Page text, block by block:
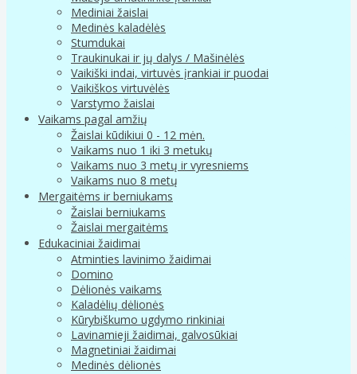
Mediniai žaislai
Medinės kaladėlės
Stumdukai
Traukinukai ir jų dalys / Mašinėlės
Vaikiški indai, virtuvės įrankiai ir puodai
Vaikiškos virtuvėlės
Varstymo žaislai
Vaikams pagal amžių
Žaislai kūdikiui 0 - 12 mėn.
Vaikams nuo 1 iki 3 metukų
Vaikams nuo 3 metų ir vyresniems
Vaikams nuo 8 metų
Mergaitėms ir berniukams
Žaislai berniukams
Žaislai mergaitėms
Edukaciniai žaidimai
Atminties lavinimo žaidimai
Domino
Dėlionės vaikams
Kaladėlių dėlionės
Kūrybiškumo ugdymo rinkiniai
Lavinamieji žaidimai, galvosūkiai
Magnetiniai žaidimai
Medinės dėlionės